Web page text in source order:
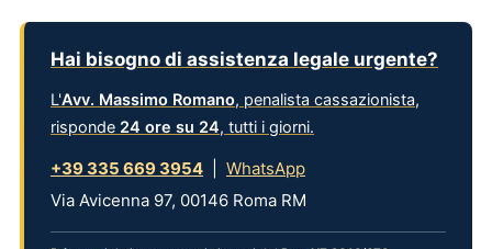
Hai bisogno di assistenza legale urgente?
L'Avv. Massimo Romano, penalista cassazionista,
risponde 24 ore su 24, tutti i giorni.
+39 335 669 3954
WhatsApp
Via Avicenna 97, 00146 Roma RM